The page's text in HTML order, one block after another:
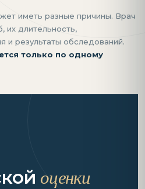
иметь разные причины. Врач
их длительность,
и результаты обследований.
только по одному
оценки